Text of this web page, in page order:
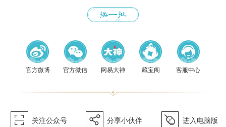
《梦幻
官方微博 官方微信 网易大神 藏宝阁 客服中心
򰀁 关注公众号 򰀂 分享小伙伴 򰀄 进入电脑版